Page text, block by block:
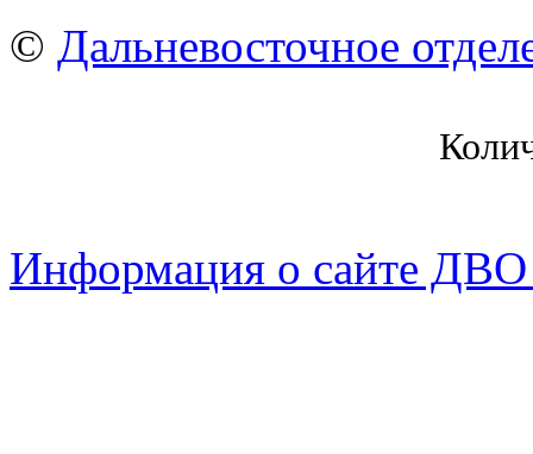
© Дальневосточное
Информация о сайте